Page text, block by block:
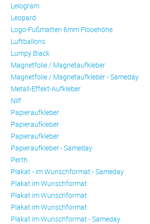
Lelogram
Leopard
Logo-Fußmatten 6mm Flooehöhe
Luftballons
Lumpy Black
Magnetfolie / Magnetaufkleber
Magnetfolie / Magnetaufkleber - Sameday
Metall-Effekt-Aufkleber
Nilf
Papieraufkleber
Papieraufkleber
Papieraufkleber
Papieraufkleber - Sameday
Perth
Plakat - im Wunschformat - Sameday
Plakat im Wunschformat
Plakat im Wunschformat
Plakat im Wunschformat
Plakat im Wunschformat - Sameday